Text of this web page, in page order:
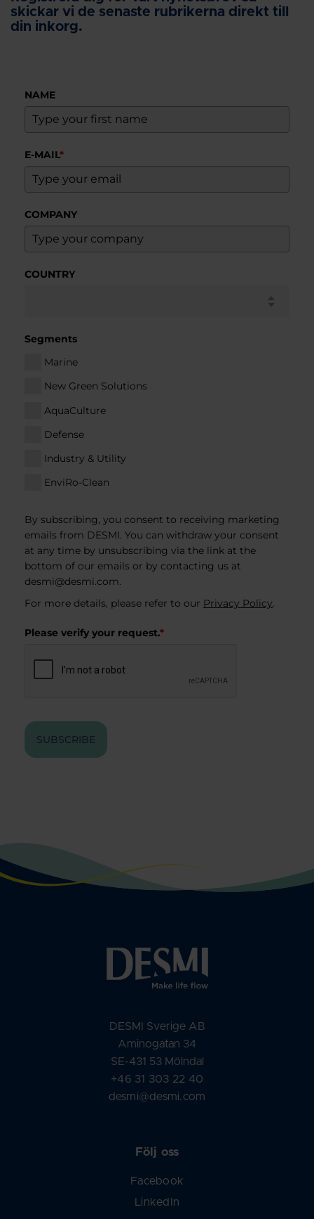
skickar vi de senaste rubrikerna direkt till
din inkorg.
NAME
E-MAIL*
COMPANY
COUNTRY
Segments
Marine
New Green Solutions
AquaCulture
Defense
Industry & Utility
EnviRo-Clean
By subscribing, you consent to receiving marketing
emails from DESMI. You can withdraw your consent
at any time by unsubscribing via the link at the
bottom of our emails or by contacting us at
desmi@desmi.com.
For more details, please refer to our Privacy Policy.
Please verify your request.*
SUBSCRIBE
DESMI Sverige AB
Aminogatan 34
SE-431 53 Mölndal
+46 31 303 22 40
desmi@desmi.com
Följ oss
Facebook
LinkedIn